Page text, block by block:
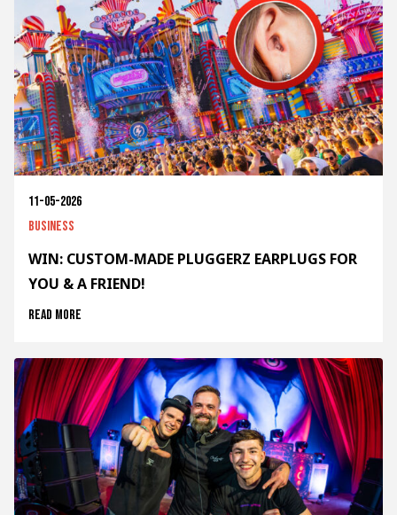
11-05-2026
Business
WIN: CUSTOM-MADE PLUGGERZ EARPLUGS FOR
YOU & A FRIEND!
Read more